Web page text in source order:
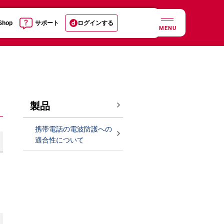
サポート ログインする
MENU
製品
携帯電話の電波防護への
適合性について